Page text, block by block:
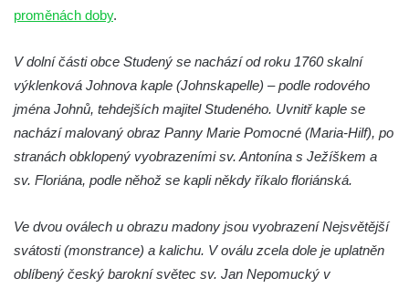
Dělnická v Kamenném Újezdě
náměstí J. V. Kamarýta ve Velešíně
Kaple na hřbitově ve Velešíně
Márnice na hřbitově ve Velešíně
Kostel svatého Václava ve Velešíně
Poutní areál Římov
Římov
Křížová cesta Římov – XXV. kaple – Boží
hrob
proměnách doby.
V dolní části obce Studený se nachází od roku 1760 skalní
výklenková Johnova kaple (Johnskapelle) – podle rodového
jména Johnů, tehdejších majitel Studeného. Uvnitř kaple se
nachází malovaný obraz Panny Marie Pomocné (Maria-Hilf), po
stranách obklopený vyobrazeními sv. Antonína s Ježíškem a
sv. Floriána, podle něhož se kapli někdy říkalo floriánská.
Ve dvou oválech u obrazu madony jsou vyobrazení Nejsvětější
svátosti (monstrance) a kalichu. V oválu zcela dole je uplatněn
oblíbený český barokní světec sv. Jan Nepomucký v